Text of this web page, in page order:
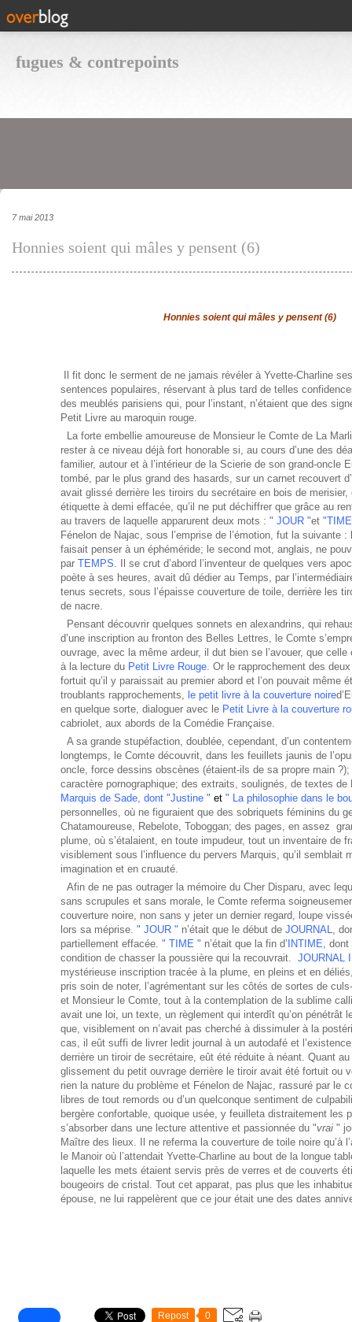
fugues & contrepoints
7 mai 2013
Honnies soient qui mâles y pensent (6)
Honnies soient qui mâles y pensent (6)
Il fit donc le serment de ne jamais révéler à Yvette-Charline
sentences populaires, réservant à plus tard de telles
des meublés parisiens qui, pour l’instant, n’étaient que des
Petit Livre au maroquin rouge.
La forte embellie amoureuse de Monsieur le Comte de La
rester à ce niveau déjà fort honorable si, au cours d’une des
familier, autour et à l’intérieur de la Scierie de son grand-oncle
tombé, par le plus grand des hasards, sur un carnet recouvert
avait glissé derrière les tiroirs du secrétaire en bois de merisier,
étiquette à demi effacée, qu’il ne put déchiffrer que grâce au
au travers de laquelle apparurent deux mots : " JOUR "et
Fénelon de Najac, sous l’emprise de l’émotion, fut la suivante
faisait penser à un éphéméride; le second mot, anglais, ne
par TEMPS. Il se crut d’abord l’inventeur de quelques vers
poète à ses heures, avait dû dédier au Temps, par
tenus secrets, sous l’épaisse couverture de toile, derrière les
de nacre.
Pensant découvrir quelques sonnets en alexandrins, qui
d’une inscription au fronton des Belles Lettres, le Comte
ouvrage, avec la même ardeur, il dut bien se l’avouer, que
à la lecture du Petit Livre Rouge. Or le rapprochement des
fortuit qu’il y paraissait au premier abord et l’on pouvait même
troublants rapprochements, le petit livre à la couverture noire
en quelque sorte, dialoguer avec le Petit Livre à la couverture
cabriolet, aux abords de la Comédie Française.
A sa grande stupéfaction, doublée, cependant, d’un
longtemps, le Comte découvrit, dans les feuillets jaunis de
oncle, force dessins obscènes (étaient-ils de sa propre main
caractère pornographique; des extraits, soulignés, de textes de
Marquis de Sade, dont "Justine " et " La philosophie dans le
personnelles, où ne figuraient que des sobriquets féminins du
Chatamoureuse, Rebelote, Toboggan; des pages, en assez
plume, où s’étalaient, en toute impudeur, tout un inventaire de
visiblement sous l’influence du pervers Marquis, qu’il semblait
imagination et en cruauté.
Afin de ne pas outrager la mémoire du Cher Disparu, avec
sans scrupules et sans morale, le Comte referma
couverture noire, non sans y jeter un dernier regard, loupe
lors sa méprise. " JOUR " n’était que le début de JOURNAL,
partiellement effacée. " TIME " n’était que la fin d’ INTIME, dont
condition de chasser la poussière qui la recouvrait. JOURNAL
mystérieuse inscription tracée à la plume, en pleins et en
pris soin de noter, l’agrémentant sur les côtés de sortes de
et Monsieur le Comte, tout à la contemplation de la sublime
avait une loi, un texte, un règlement qui interdît qu’on pénétrât
que, visiblement on n’avait pas cherché à dissimuler à la
cas, il eût suffi de livrer ledit journal à un autodafé et
derrière un tiroir de secrétaire, eût été réduite à néant. Quant
glissement du petit ouvrage derrière le tiroir avait été fortuit ou
rien la nature du problème et Fénelon de Najac, rassuré par le
libres de tout remords ou d’un quelconque sentiment de
bergère confortable, quoique usée, y feuilleta distraitement les
s’absorber dans une lecture attentive et passionnée du "vrai"
Maître des lieux. Il ne referma la couverture de toile noire qu’à
le Manoir où l’attendait Yvette-Charline au bout de la longue
laquelle les mets étaient servis près de verres et de couverts
bougeoirs de cristal. Tout cet apparat, pas plus que les
épouse, ne lui rappelèrent que ce jour était une des dates
Repost 0